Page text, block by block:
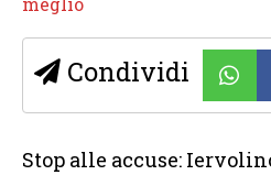
Condividi
Stop alle accuse: